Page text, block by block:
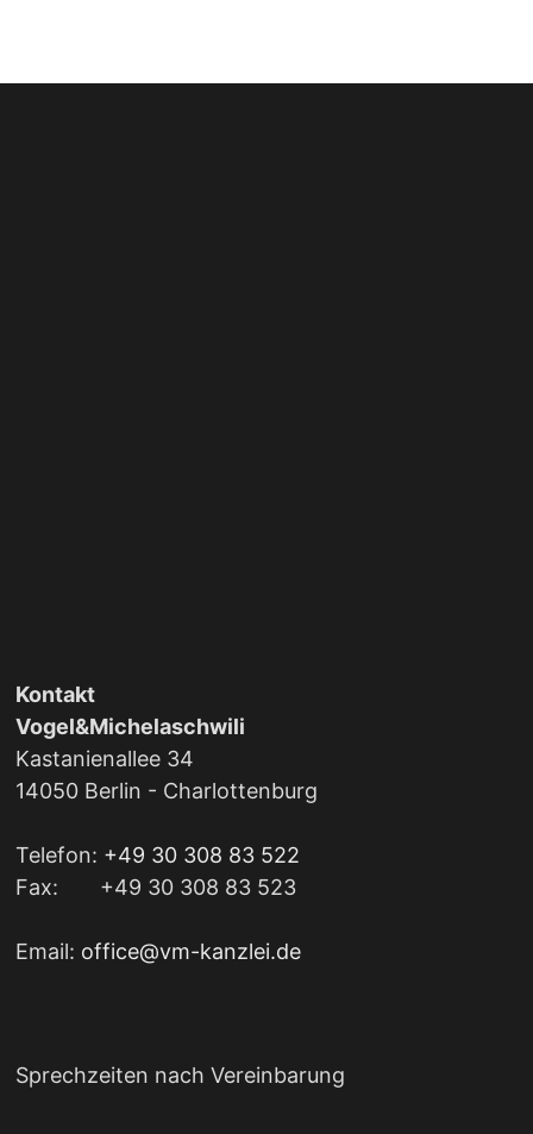
Kontakt
Vogel&Michelaschwili
Kastanienallee 34
14050 Berlin - Charlottenburg
Telefon: +49 30 308 83 522
Fax: +49 30 308 83 523
Email: office@vm-kanzlei.de
Sprechzeiten nach Vereinbarung